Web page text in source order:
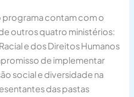
contam com o
outros quatro ministérios:
e dos Direitos Humanos
de implementar
social e diversidade na
das pastas